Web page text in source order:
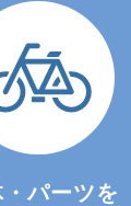
パーツを